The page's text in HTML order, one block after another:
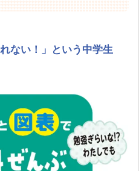
ない！」という中学生